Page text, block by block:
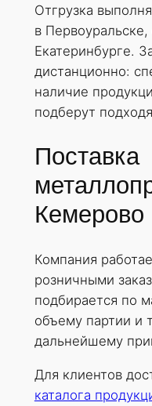
Отгрузка
в
Екатеринбурге.
дистанционно:
наличие
подберут
Поставка
Кемерово
Компания
розничными
подбирается по
объему партии и
дальнейшему
Для клиентов
каталога